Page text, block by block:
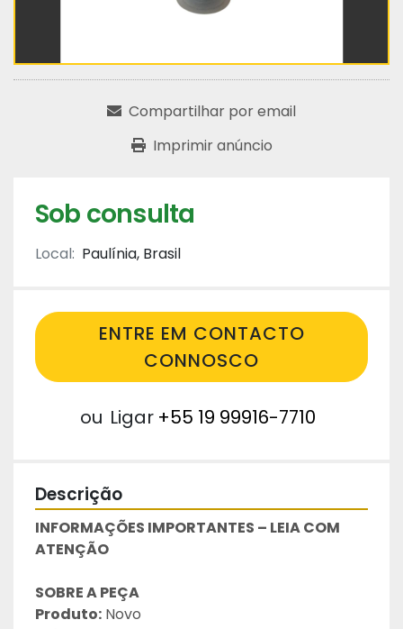
Compartilhar por email
Imprimir anúncio
Sob consulta
Local: Paulínia, Brasil
ENTRE EM CONTACTO
CONNOSCO
ou Ligar +55 19 99916-7710
Descrição
INFORMAÇÕES IMPORTANTES – LEIA COM
ATENÇÃO
SOBRE A PEÇA
Produto: Novo